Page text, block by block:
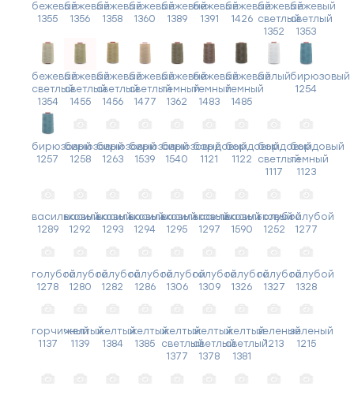
бежевый
1355
бежевый
1356
бежевый
1358
бежевый
1360
бежевый
1389
бежевый
1391
бежевый
1426
бежевый
светлый
1352
бежевый
светлый
1353
бежевый
светлый
1354
бежевый
светлый
1455
бежевый
светлый
1456
бежевый
светлый
1477
бежевый
темный
1362
бежевый
темный
1483
бежевый
темный
1485
белыйбирюзовый
1254
бирюзовый
1257
бирюзовый
1258
бирюзовый
1263
бирюзовый
1539
бирюзовый
1540
бордовый
1121
бордовый
1122
бордовый
светлый
1117
бордовый
темный
1123
васильковый
1289
васильковый
1292
васильковый
1293
васильковый
1294
васильковый
1295
васильковый
1297
васильковый
1590
голубой
1252
голубой
1277
голубой
1278
голубой
1280
голубой
1282
голубой
1286
голубой
1306
голубой
1309
голубой
1326
голубой
1327
голубой
1328
горчичный
1137
желтый
1139
желтый
1384
желтый
1385
желтый
светлый
1377
желтый
светлый
1378
желтый
светлый
1381
зеленый
1213
зеленый
1215